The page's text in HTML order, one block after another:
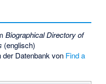
Biographical Directory of
(englisch)
der Datenbank von Find a